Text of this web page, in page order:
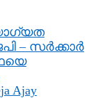
– സർക്കാർ
Ajay